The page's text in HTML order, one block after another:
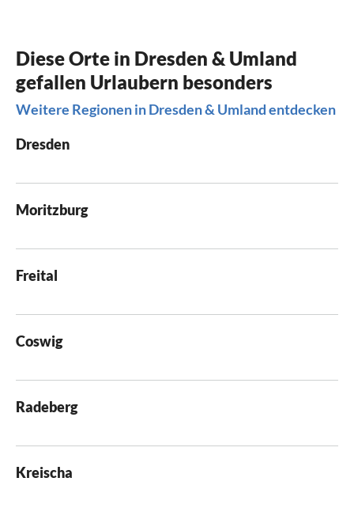
Diese Orte in Dresden & Umland
gefallen Urlaubern besonders
Weitere Regionen in Dresden & Umland entdecken
Dresden
Moritzburg
Freital
Coswig
Radeberg
Kreischa